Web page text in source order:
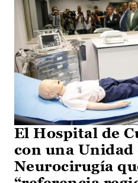
El Hospital de
con una Unidad
Neurocirugía